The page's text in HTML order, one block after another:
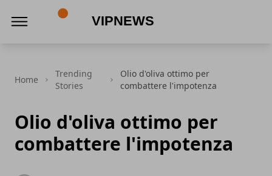
Home
Trending
Stories
Olio d'oliva ottimo per
combattere l'impotenza
Olio d'oliva ottimo per
combattere l'impotenza